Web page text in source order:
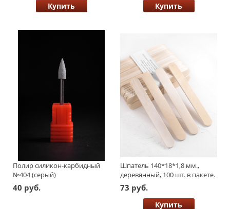
Купить Купить
Полир силикон-карбидный
№404 (серый)
40 руб.
Шпатель 140*18*1,8 мм.,
деревянный, 100 шт. в пакете.
Россия
73 руб.
Купить